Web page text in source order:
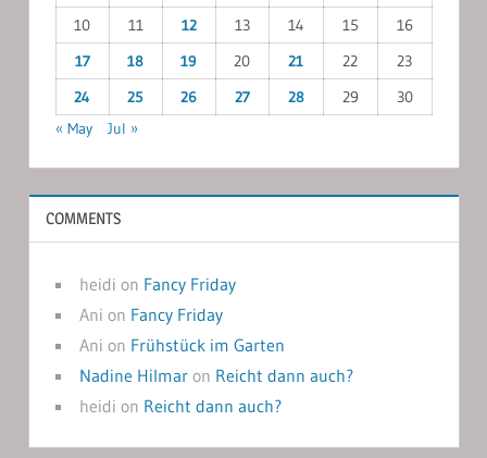
10
11 12 13 14 15
16
17
18 19 20 21 22
23
24
25 26 27 28 29
30
« May
Jul »
COMMENTS
heidi on Fancy Friday
Ani on Fancy Friday
Ani on Frühstück im Garten
Nadine Hilmaron Reicht dann auch?
heidi on Reicht dann auch?